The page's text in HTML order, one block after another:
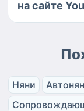
на сайте
Няни